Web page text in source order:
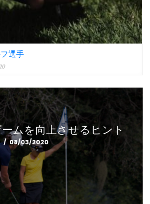
選手
ムを向上させるヒント
03/2020